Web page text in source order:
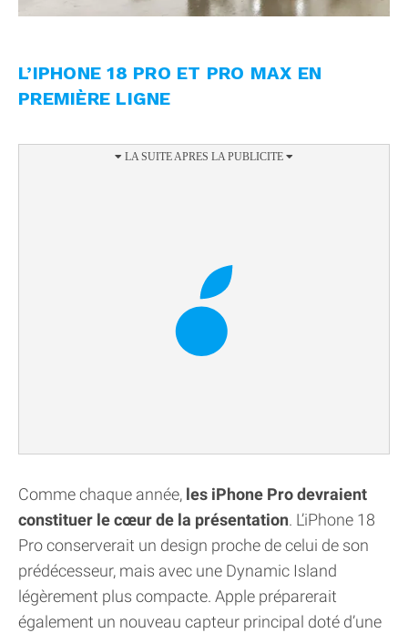
L’IPHONE 18 PRO ET PRO MAX EN
PREMIÈRE LIGNE
Comme chaque année, les iPhone Pro devraient
constituer le cœur de la présentation. L’iPhone 18
Pro conserverait un design proche de celui de son
prédécesseur, mais avec une Dynamic Island
légèrement plus compacte. Apple préparerait
également un nouveau capteur principal doté d’une